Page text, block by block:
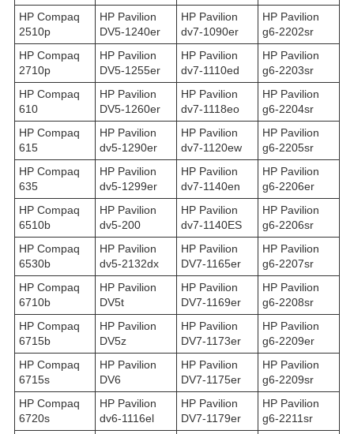
HP Compaq
2510p
HP Pavilion
DV5-1240er
HP Pavilion
dv7-1090er
HP Pavilion
g6-2202sr
HP Compaq
2710p
HP Pavilion
DV5-1255er
HP Pavilion
dv7-1110ed
HP Pavilion
g6-2203sr
HP Compaq
610
HP Pavilion
DV5-1260er
HP Pavilion
dv7-1118eo
HP Pavilion
g6-2204sr
HP Compaq
615
HP Pavilion
dv5-1290er
HP Pavilion
dv7-1120ew
HP Pavilion
g6-2205sr
HP Compaq
635
HP Pavilion
dv5-1299er
HP Pavilion
dv7-1140en
HP Pavilion
g6-2206er
HP Compaq
6510b
HP Pavilion
dv5-200
HP Pavilion
dv7-1140ES
HP Pavilion
g6-2206sr
HP Compaq
6530b
HP Pavilion
dv5-2132dx
HP Pavilion
DV7-1165er
HP Pavilion
g6-2207sr
HP Compaq
6710b
HP Pavilion
DV5t
HP Pavilion
DV7-1169er
HP Pavilion
g6-2208sr
HP Compaq
6715b
HP Pavilion
DV5z
HP Pavilion
DV7-1173er
HP Pavilion
g6-2209er
HP Compaq
6715s
HP Pavilion
DV6
HP Pavilion
DV7-1175er
HP Pavilion
g6-2209sr
HP Compaq
6720s
HP Pavilion
dv6-1116el
HP Pavilion
DV7-1179er
HP Pavilion
g6-2211sr